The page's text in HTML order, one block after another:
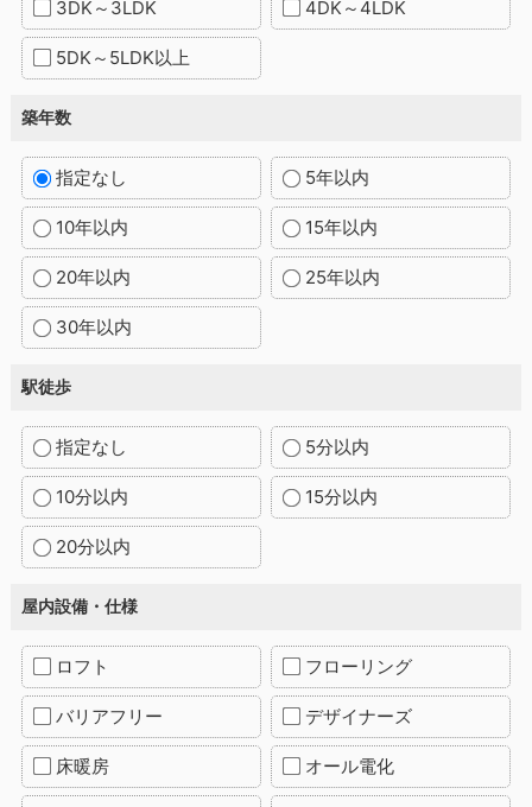
3DK～3LDK 4DK～4LDK
5DK～5LDK以上
築年数
指定なし 5年以内
10年以内 15年以内
20年以内 25年以内
30年以内
駅徒歩
指定なし 5分以内
10分以内 15分以内
20分以内
屋内設備・仕様
ロフト フローリング
バリアフリー デザイナーズ
床暖房 オール電化